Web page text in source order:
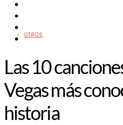
Contacto
OTROS
Las 10
Vegas más
historia